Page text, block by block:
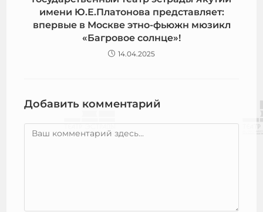
имени Ю.Е.Платонова представляет:
впервые в Москве этно-фьюжн мюзикл
«Багровое солнце»!
14.04.2025
Добавить комментарий